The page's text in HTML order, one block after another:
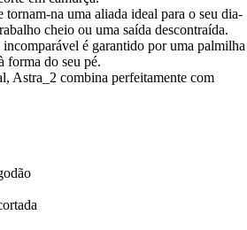
na uma aliada ideal para o seu dia-
cheio ou uma saída descontraída.
é garantido por uma palmilha
forma do seu pé.
Astra_2 combina perfeitamente com